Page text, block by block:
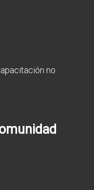
no